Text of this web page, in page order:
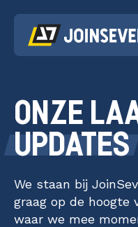
PORTFOLIO
DIENSTEN
Kunstmatige
ACTUEEL
ONZE
UPDATES
We staan bij
graag op de hoogte
waar we mee